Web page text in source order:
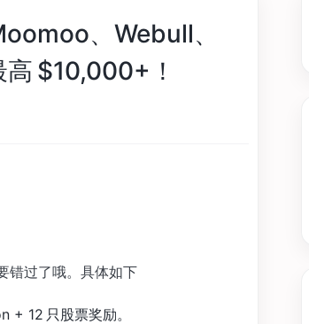
、Webull、
$10,000+！
错过了哦。具体如下
+ 12 只股票奖励。